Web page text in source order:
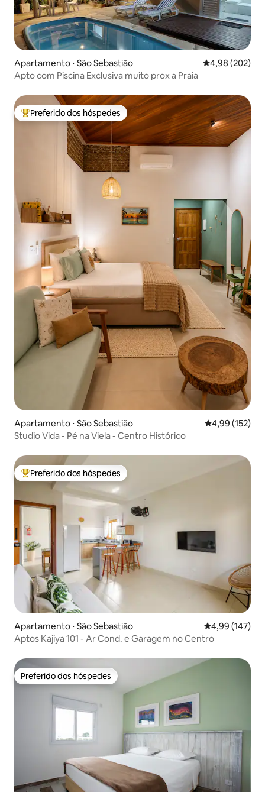
Apartamento ⋅ São Sebastião 4,98 de uma
4,98 (202)
Apto com Piscina Exclusiva muito prox a Praia
Entre os melhores preferidos dos hóspedes
Preferido dos hóspedes
Apartamento ⋅ São Sebastião 4,99 de uma
4,99 (152)
Studio Vida - Pé na Viela - Centro Histórico
Entre os melhores preferidos dos hóspedes
Preferido dos hóspedes
Apartamento ⋅ São Sebastião 4,99 de uma
4,99 (147)
Aptos Kajiya 101 - Ar Cond. e Garagem no Centro
Preferido dos hóspedes
Preferido dos hóspedes